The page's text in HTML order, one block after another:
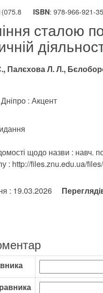
ISBN: 978-966-921-
сталою
Палєхова Л. Л.,
: Акцент
щодо назви : навч.
: http://files.znu.edu.ua/
: 19.03.2026